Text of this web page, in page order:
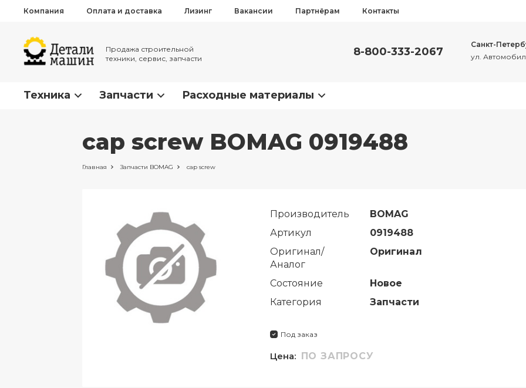
Компания Оплата и доставка Лизинг Вакансии Партнёрам Контакты
Продажа строительной
техники, сервис, запчасти
8-800-333-2067
Санкт-
ул.
Техника Запчасти Расходные материалы
cap screw BOMAG 0919488
Главная Запчасти BOMAG cap screw
Производитель
BOMAG
Артикул
0919488
Оригинал/
Аналог
Оригинал
Состояние
Новое
Категория
Запчасти
Под заказ
Цена: ПО ЗАПРОСУ